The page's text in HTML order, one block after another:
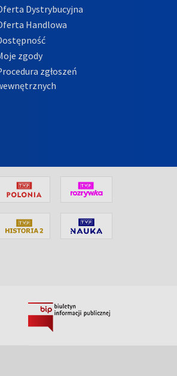
Dystrybucyjna
Handlowa
zgody
zgłoszeń